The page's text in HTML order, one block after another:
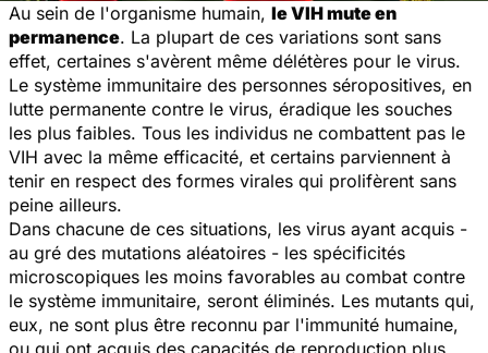
Au sein de l'organisme humain, le VIH mute en
permanence. La plupart de ces variations sont sans
effet, certaines s'avèrent même délétères pour le virus.
Le système immunitaire des personnes séropositives, en
lutte permanente contre le virus, éradique les souches
les plus faibles. Tous les individus ne combattent pas le
VIH avec la même efficacité, et certains parviennent à
tenir en respect des formes virales qui prolifèrent sans
peine ailleurs.
Dans chacune de ces situations, les virus ayant acquis -
au gré des mutations aléatoires - les spécificités
microscopiques les moins favorables au combat contre
le système immunitaire, seront éliminés. Les mutants qui,
eux, ne sont plus être reconnu par l'immunité humaine,
ou qui ont acquis des capacités de reproduction plus